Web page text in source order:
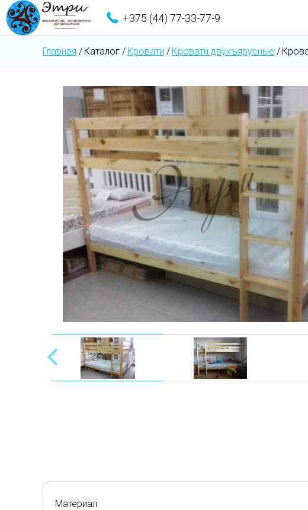
+375 (44) 77-33-77-9
Главная / Каталог / Кровати / Кровати двухъярусные /
Материал